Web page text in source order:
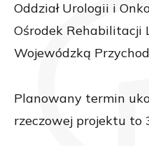
Oddział Urologii i
Ośrodek Rehabilitacji
Wojewódzką
Planowany termin
rzeczowej projektu to